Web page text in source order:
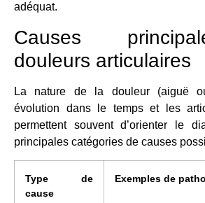
adéquat.
Causes
douleurs articulaires
La nature de la douleur (aiguë
évolution dans le temps et les
permettent souvent d’orienter le
principales catégories de causes
Type de
cause
Exemples de